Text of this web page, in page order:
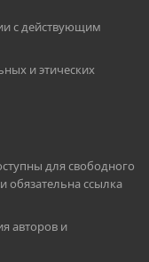
с действующим
и этических
для свободного
обязательна ссылка
авторов и